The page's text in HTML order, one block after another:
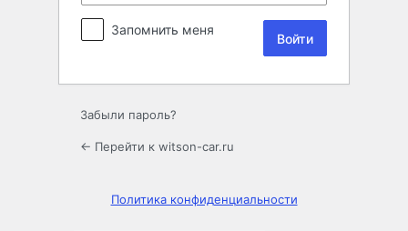
Запомнить меня
Забыли пароль?
← Перейти к witson-car.ru
Политика конфиденциальности